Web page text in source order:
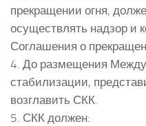
прекращении огня,
осуществлять надзор и
Соглашения о
4. До размещения
стабилизации,
возглавить СКК.
5. СКК должен: